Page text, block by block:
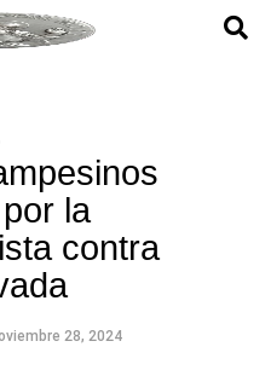
la
contra
28, 2024